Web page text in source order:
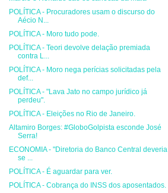
POLÍTICA - Procuradores usam o discurso do
Aécio N...
POLÍTICA - Moro tudo pode.
POLÍTICA - Teori devolve delação premiada
contra L...
POLÍTICA - Moro nega perícias solicitadas pela
def...
POLÍTICA - "Lava Jato no campo jurídico já
perdeu".
POLÍTICA - Eleições no Rio de Janeiro.
Altamiro Borges: #GloboGolpista esconde José
Serra!
ECONOMIA - "Diretoria do Banco Central deveria
se ...
POLÍTICA - É aguardar para ver.
POLÍTICA - Cobrança do INSS dos aposentados.